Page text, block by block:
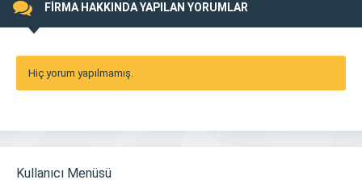
FİRMA HAKKINDA YAPILAN YORUMLAR
Hiç yorum yapılmamış.
Kullanıcı Menüsü